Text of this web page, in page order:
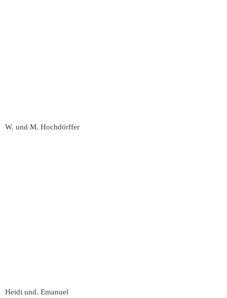
W. und M. Hochdörffer
Heidi und. Emanuel